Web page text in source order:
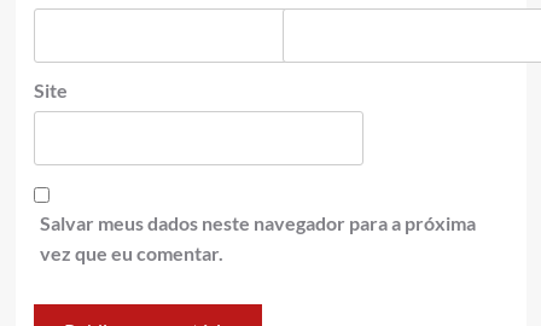
Site
Salvar meus dados neste navegador para a próxima
vez que eu comentar.